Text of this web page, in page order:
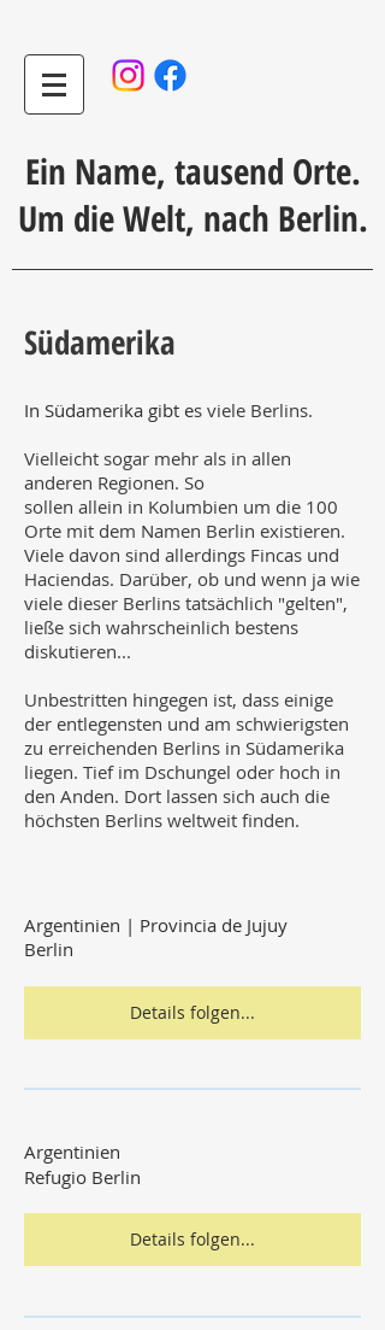
Ein Name, tausend Orte.
Um die Welt, nach Berlin.
Südamerika
In Südamerika gibt es viele Berlins.
Vielleicht sogar mehr als in allen
anderen Regionen. So
sollen allein in Kolumbien um die 100
Orte mit dem Namen Berlin existieren.
Viele davon sind allerdings Fincas und
Haciendas. Darüber, ob und wenn ja wie
viele dieser Berlins tatsächlich "gelten",
ließe sich wahrscheinlich bestens
diskutieren...
Unbestritten hingegen ist, dass einige
der entlegensten und am schwierigsten
zu erreichenden Berlins in Südamerika
liegen. Tief im Dschungel oder hoch in
den Anden. Dort lassen sich auch die
höchsten Berlins weltweit finden.
Argentinien | Provincia de Jujuy
Berlin
Details folgen...
Argentinien
Refugio Berlin
Details folgen...